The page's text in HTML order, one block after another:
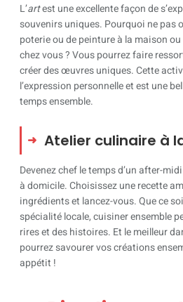
L’artest une excellente façon de
souvenirs uniques. Pourquoi ne pas
poterie ou de peinture à la maison
chez vous ? Vous pourrez faire
créer des œuvres uniques. Cette
l’expression personnelle et est une
temps ensemble.
Atelier culinaire à
Devenez chef le temps d’un after-
à domicile. Choisissez une recette
ingrédients et lancez-vous. Que ce
spécialité locale, cuisiner ensemble
rires et des histoires. Et le meilleur
pourrez savourer vos créations
appétit !